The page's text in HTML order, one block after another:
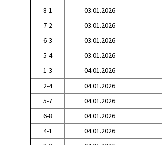
8-1
03.01.2026
7-2
03.01.2026
6-3
03.01.2026
5-4
03.01.2026
1-3
04.01.2026
2-4
04.01.2026
5-7
04.01.2026
6-8
04.01.2026
4-1
04.01.2026